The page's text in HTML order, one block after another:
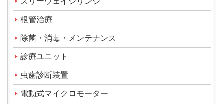
根管治療
除菌・消毒・メンテナンス
診療ユニット
虫歯診断装置
電動式マイクロモーター